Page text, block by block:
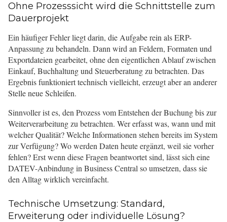
Ohne Prozesssicht wird die Schnittstelle zum
Dauerprojekt
Ein häufiger Fehler liegt darin, die Aufgabe rein als ERP-
Anpassung zu behandeln. Dann wird an Feldern, Formaten und
Exportdateien gearbeitet, ohne den eigentlichen Ablauf zwischen
Einkauf, Buchhaltung und Steuerberatung zu betrachten. Das
Ergebnis funktioniert technisch vielleicht, erzeugt aber an anderer
Stelle neue Schleifen.
Sinnvoller ist es, den Prozess vom Entstehen der Buchung bis zur
Weiterverarbeitung zu betrachten. Wer erfasst was, wann und mit
welcher Qualität? Welche Informationen stehen bereits im System
zur Verfügung? Wo werden Daten heute ergänzt, weil sie vorher
fehlen? Erst wenn diese Fragen beantwortet sind, lässt sich eine
DATEV-Anbindung in Business Central so umsetzen, dass sie
den Alltag wirklich vereinfacht.
Technische Umsetzung: Standard,
Erweiterung oder individuelle Lösung?